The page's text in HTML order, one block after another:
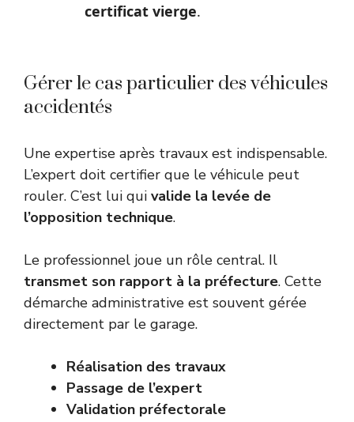
certificat vierge.
Gérer le cas particulier des véhicules
accidentés
Une expertise après travaux est indispensable.
L’expert doit certifier que le véhicule peut
rouler. C’est lui qui valide la levée de
l’opposition technique.
Le professionnel joue un rôle central. Il
transmet son rapport à la préfecture. Cette
démarche administrative est souvent gérée
directement par le garage.
Réalisation des travaux
Passage de l’expert
Validation préfectorale